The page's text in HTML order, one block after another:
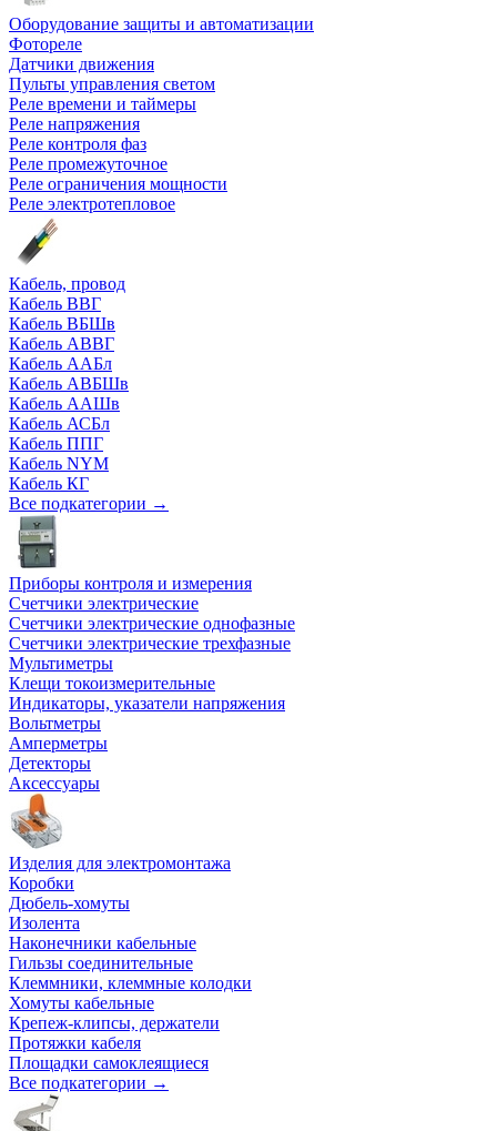
Оборудование защиты и автоматизации
Фотореле
Датчики движения
Пульты управления светом
Реле времени и таймеры
Реле напряжения
Реле контроля фаз
Реле промежуточное
Реле ограничения мощности
Реле электротепловое
Кабель, провод
Кабель ВВГ
Кабель ВБШв
Кабель АВВГ
Кабель ААБл
Кабель АВБШв
Кабель ААШв
Кабель АСБл
Кабель ППГ
Кабель NYM
Кабель КГ
Все подкатегории →
Приборы контроля и измерения
Счетчики электрические
Счетчики электрические однофазные
Счетчики электрические трехфазные
Мультиметры
Клещи токоизмерительные
Индикаторы, указатели напряжения
Вольтметры
Амперметры
Детекторы
Аксессуары
Изделия для электромонтажа
Коробки
Дюбель-хомуты
Изолента
Наконечники кабельные
Гильзы соединительные
Клеммники, клеммные колодки
Хомуты кабельные
Крепеж-клипсы, держатели
Протяжки кабеля
Площадки самоклеящиеся
Все подкатегории →